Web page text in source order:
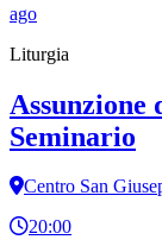
ago
Liturgia
Seminario
Centro San
20:00